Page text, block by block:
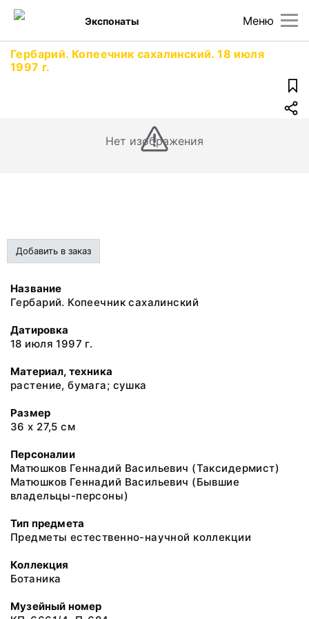
Меню
Экспонаты
Гербарий. Копеечник сахалинский. 18 июля
1997 г.
Нет изображения
Добавить в заказ
Название
Гербарий. Копеечник сахалинский
Датировка
18 июля 1997 г.
Материал, техника
растение, бумага; сушка
Размер
36 х 27,5 см
Персоналии
Матюшков Геннадий Васильевич (Таксидермист)
Матюшков Геннадий Васильевич (Бывшие
владельцы-персоны)
Тип предмета
Предметы естественно-научной коллекции
Коллекция
Ботаника
Музейный номер